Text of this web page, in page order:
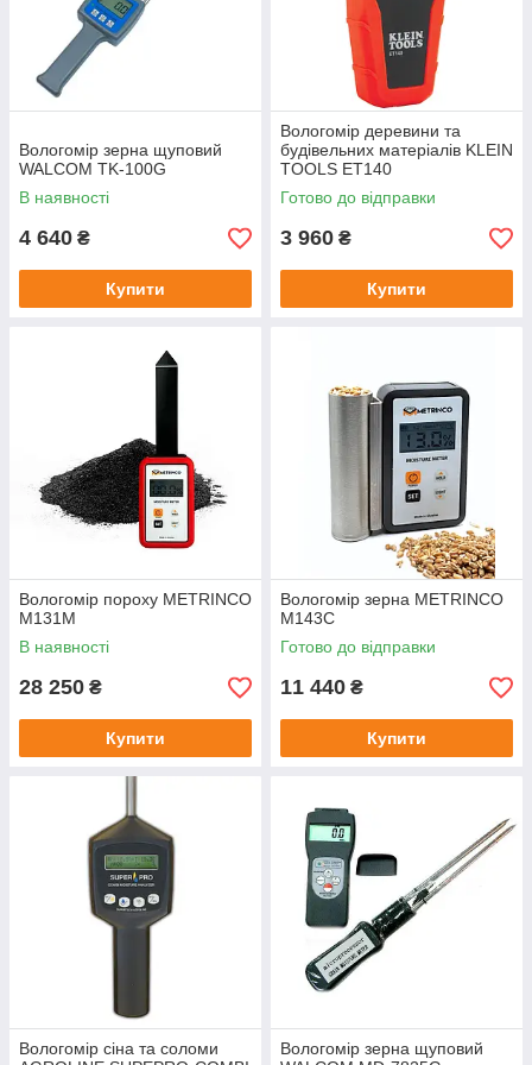
Вологомір зерна щуповий
WALCOM TK-100G
В наявності
4 640 ₴
Купити
Вологомір деревини та
будівельних матеріалів KLEIN
TOOLS ET140
Готово до відправки
3 960 ₴
Купити
Вологомір пороху METRINCO
M131M
В наявності
28 250 ₴
Купити
Вологомір зерна METRINCO
M143C
Готово до відправки
11 440 ₴
Купити
Вологомір сіна та соломи
Вологомір зерна щуповий